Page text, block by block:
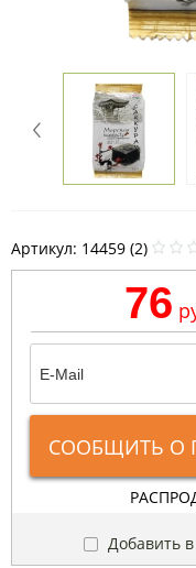
Артикул: 14459 (2)
76
СООБЩИТЬ О
Добавить